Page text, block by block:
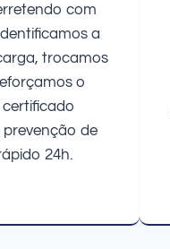
com
a
trocamos
o
certificado
de
24h.